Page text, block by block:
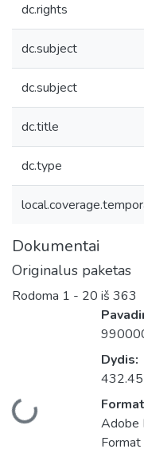
dc.rights
dc.subject
dc.subject
dc.title
dc.type
Dokumentai
Originalus paketas
Rodoma 1 - 20 iš 363
Dydis:
Adobe
Format